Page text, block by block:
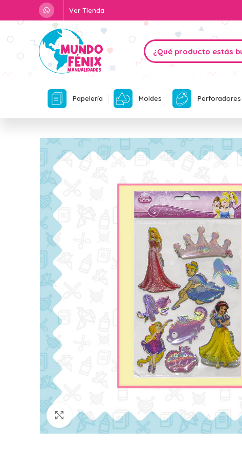
Ver Tienda
Papelería Moldes Perforadores
Click para agrandar